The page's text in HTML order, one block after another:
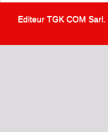
Editeur TGK COM